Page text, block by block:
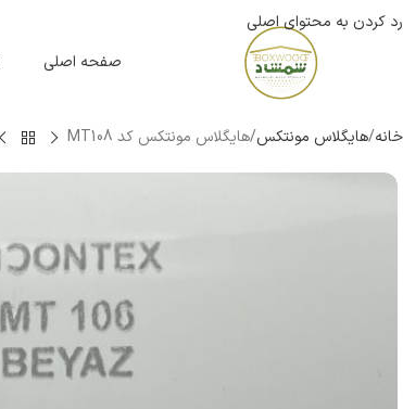
رد کردن به محتوای اصلی
صفحه اصلی
خانه هایگلاس مونتکس هایگلاس مونتکس کد MT108